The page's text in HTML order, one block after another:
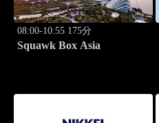
08:00-10:55 175分
Squawk Box Asia